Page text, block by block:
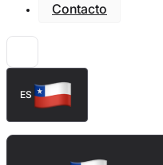
Contacto
ES